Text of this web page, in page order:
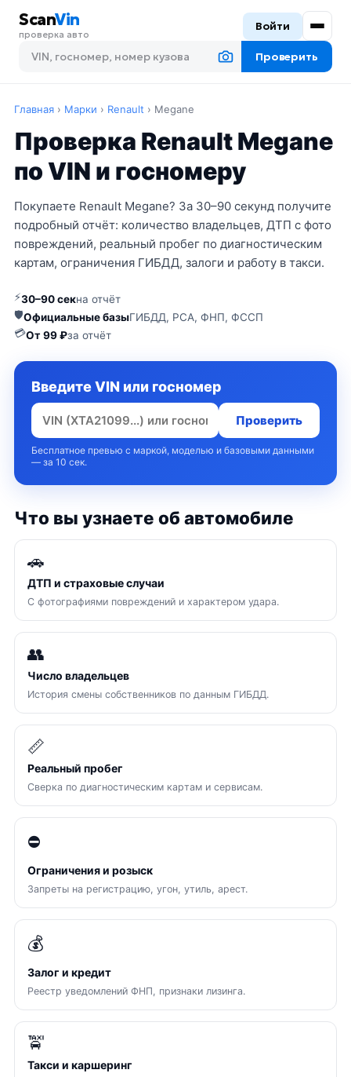
ScanVin
проверка авто
Проверить
Войти
Главная › Марки › Renault › Megane
Проверка Renault Megane
по VIN и госномеру
Покупаете Renault Megane? За 30–90 секунд получите
подробный отчёт: количество владельцев, ДТП с фото
повреждений, реальный пробег по диагностическим
картам, ограничения ГИБДД, залоги и работу в такси.
⚡30–90 секна отчёт
🛡Официальные базыГИБДД, РСА, ФНП, ФССП
💳От 99 ₽за отчёт
Введите VIN или госномер
Проверить
Бесплатное превью с маркой, моделью и базовыми данными
— за 10 сек.
Что вы узнаете об автомобиле
🚗
ДТП и страховые случаи
С фотографиями повреждений и характером удара.
👥
Число владельцев
История смены собственников по данным ГИБДД.
📏
Реальный пробег
Сверка по диагностическим картам и сервисам.
⛔
Ограничения и розыск
Запреты на регистрацию, угон, утиль, арест.
💰
Залог и кредит
Реестр уведомлений ФНП, признаки лизинга.
🚖
Такси и каршеринг